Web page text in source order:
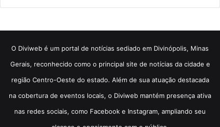
​O Diviweb é um portal de notícias sediado em Divinópolis, Minas
Gerais, reconhecido como o principal site de notícias da cidade e
região Centro-Oeste do estado. Além de sua atuação destacada
na cobertura de eventos locais, o Diviweb mantém presença ativa
nas redes sociais, como Facebook e Instagram, ampliando seu